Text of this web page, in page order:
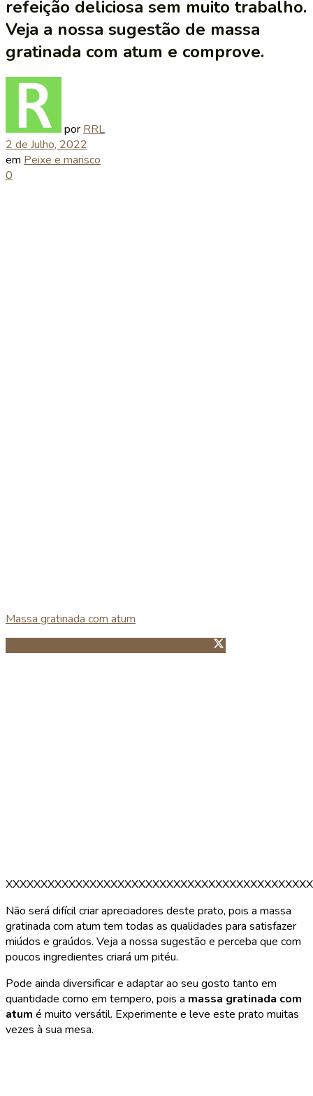
refeição deliciosa sem muito trabalho.
Veja a nossa sugestão de massa
gratinada com atum e comprove.
por RRL
2 de Julho, 2022
em Peixe e marisco
0
Massa gratinada com atum
Guardar no Pinterest
Não será difícil criar apreciadores deste prato, pois a massa
gratinada com atum tem todas as qualidades para satisfazer
miúdos e graúdos. Veja a nossa sugestão e perceba que com
poucos ingredientes criará um pitéu.
Pode ainda diversificar e adaptar ao seu gosto tanto em
quantidade como em tempero, pois a massa gratinada com
atum é muito versátil. Experimente e leve este prato muitas
vezes à sua mesa.